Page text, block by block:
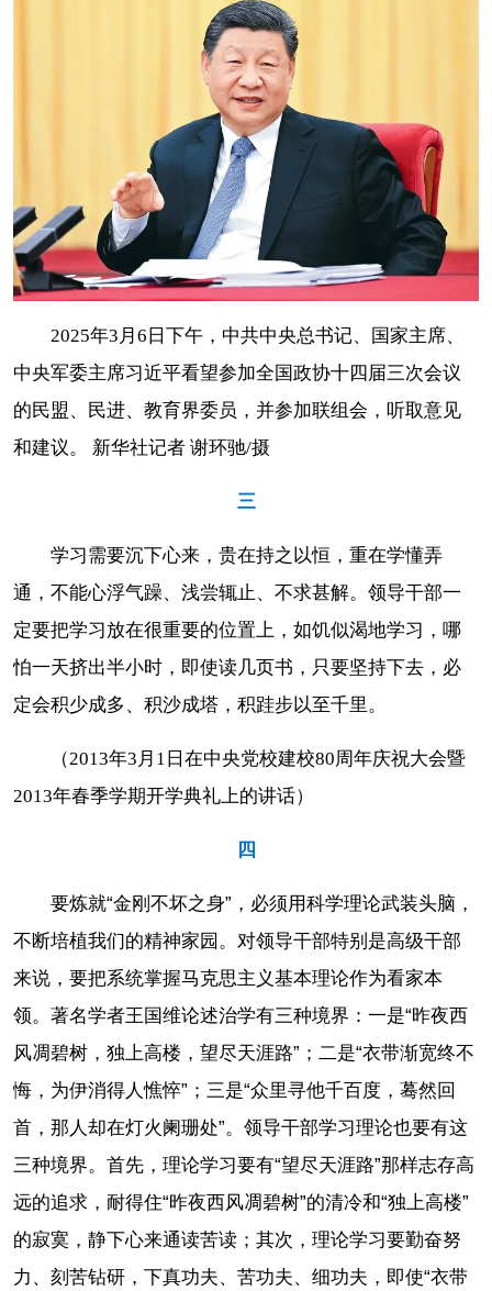
2025年3月6日下午，中共中央总书记、国家主席、
中央军委主席习近平看望参加全国政协十四届三次会议
的民盟、民进、教育界委员，并参加联组会，听取意见
和建议。 新华社记者 谢环驰/摄
三
学习需要沉下心来，贵在持之以恒，重在学懂弄
通，不能心浮气躁、浅尝辄止、不求甚解。领导干部一
定要把学习放在很重要的位置上，如饥似渴地学习，哪
怕一天挤出半小时，即使读几页书，只要坚持下去，必
定会积少成多、积沙成塔，积跬步以至千里。
（2013年3月1日在中央党校建校80周年庆祝大会暨
2013年春季学期开学典礼上的讲话）
四
要炼就“金刚不坏之身”，必须用科学理论武装头脑，
不断培植我们的精神家园。对领导干部特别是高级干部
来说，要把系统掌握马克思主义基本理论作为看家本
领。著名学者王国维论述治学有三种境界：一是“昨夜西
风凋碧树，独上高楼，望尽天涯路”；二是“衣带渐宽终不
悔，为伊消得人憔悴”；三是“众里寻他千百度，蓦然回
首，那人却在灯火阑珊处”。领导干部学习理论也要有这
三种境界。首先，理论学习要有“望尽天涯路”那样志存高
远的追求，耐得住“昨夜西风凋碧树”的清冷和“独上高楼”
的寂寞，静下心来通读苦读；其次，理论学习要勤奋努
力、刻苦钻研，下真功夫、苦功夫、细功夫，即使“衣带